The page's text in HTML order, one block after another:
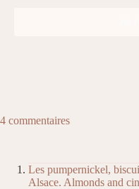
4 commentaires
Les pumpernickel,
Alsace. Almonds and